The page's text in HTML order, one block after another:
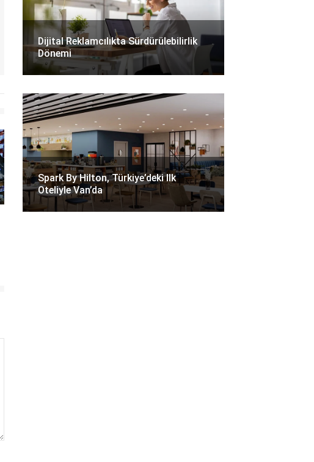
Dijital Reklamcılıkta Sürdürülebilirlik
Dönemi
Spark By Hilton, Türkiye’deki Ilk
Oteliyle Van’da